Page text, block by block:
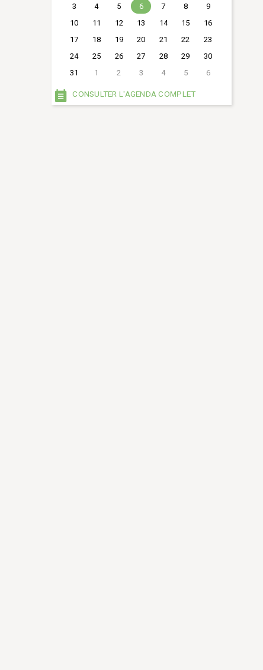
3
4 5 6 7 8
9
10
11 12 13 14 15
16
17
18 19 20 21 22
23
24
25 26 27 28 29
30
31
1 2 3 4 5 6
CONSULTER L'AGENDA COMPLET